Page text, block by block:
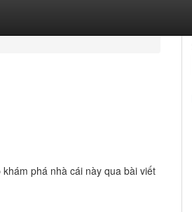
phá nhà cái này qua bài viết